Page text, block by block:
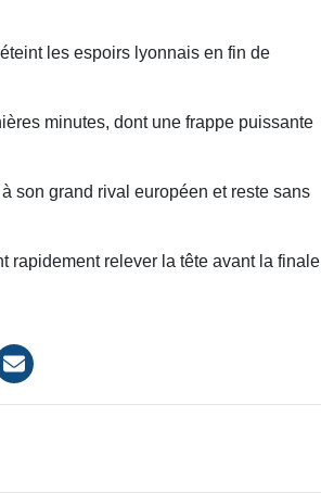
les espoirs lyonnais en fin de
minutes, dont une frappe puissante
son grand rival européen et reste sans
rapidement relever la tête avant la finale